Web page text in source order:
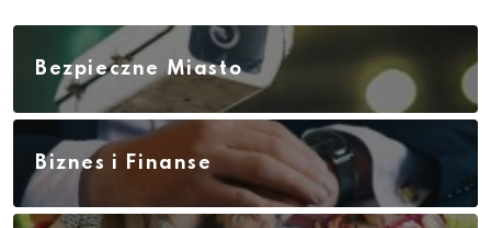
Bezpieczne Miasto
Biznes i Finanse